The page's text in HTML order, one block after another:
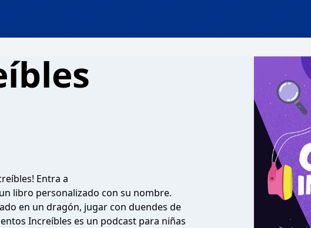
Entra a
libro personalizado con su nombre.
en un dragón, jugar con duendes de
Increíbles es un podcast para niñas